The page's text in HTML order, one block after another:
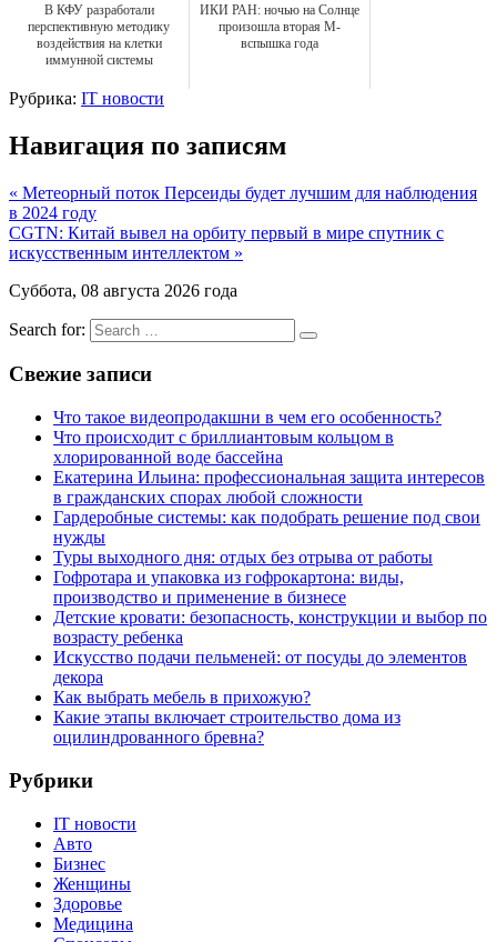
В КФУ разработали
перспективную методику
воздействия на клетки
иммунной системы
ИКИ РАН: ночью на Солнце
произошла вторая M-
вспышка года
Рубрика: IT новости
Навигация по записям
« Метеорный поток Персеиды будет лучшим для наблюдения
в 2024 году
CGTN: Китай вывел на орбиту первый в мире спутник с
искусственным интеллектом »
Суббота, 08 августа 2026 года
Search for:
Свежие записи
Что такое видеопродакшни в чем его особенность?
Что происходит с бриллиантовым кольцом в
хлорированной воде бассейна
Екатерина Ильина: профессиональная защита интересов
в гражданских спорах любой сложности
Гардеробные системы: как подобрать решение под свои
нужды
Туры выходного дня: отдых без отрыва от работы
Гофротара и упаковка из гофрокартона: виды,
производство и применение в бизнесе
Детские кровати: безопасность, конструкции и выбор по
возрасту ребенка
Искусство подачи пельменей: от посуды до элементов
декора
Как выбрать мебель в прихожую?
Какие этапы включает строительство дома из
оцилиндрованного бревна?
Рубрики
IT новости
Авто
Бизнес
Женщины
Здоровье
Медицина